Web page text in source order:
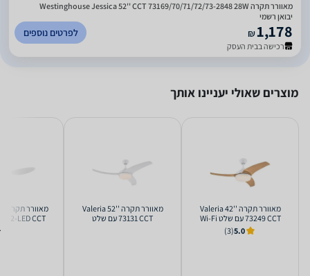
‏מאוורר תקרה Westinghouse Jessica 52'' CCT 73169/70/71/72/73-2848 28W
יבואן רשמי
₪1,178
רכישה בבית העסק
לפרטים נוספים
מוצרים שאולי יעניינו אותך
‏מאוורר תקרה Valeria 42''
73249 CCT עם שלט Wi-Fi
Westinghouse
5.0
(3)
‏מאוורר תקרה Valeria 52''
73131 CCT עם שלט